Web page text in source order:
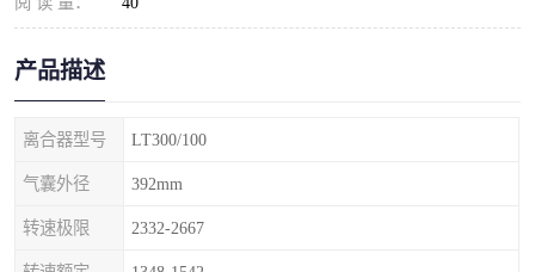
产品描述
离合器型号 LT300/100
气囊外径 392mm
转速极限 2332-2667